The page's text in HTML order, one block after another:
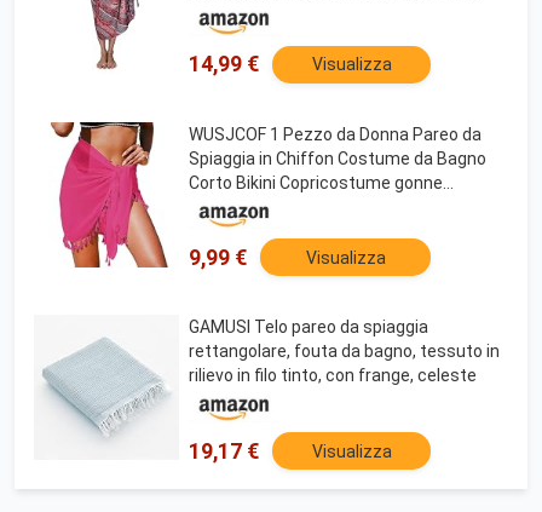
confortevole, circa 150 x 110 cm (sb7)
14,99 € Visualizza
WUSJCOF 1 Pezzo da Donna Pareo da
Spiaggia in Chiffon Costume da Bagno
Corto Bikini Copricostume gonne
avvolgenti Pareo Sexy Telo da Spiaggia
Abito da Spiaggia Sciarpe Estate (Rosa)
9,99 € Visualizza
GAMUSI Telo pareo da spiaggia
rettangolare, fouta da bagno, tessuto in
rilievo in filo tinto, con frange, celeste
19,17 € Visualizza